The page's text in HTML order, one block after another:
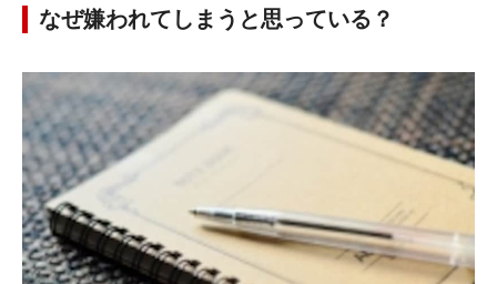
なぜ嫌われてしまうと思っている？